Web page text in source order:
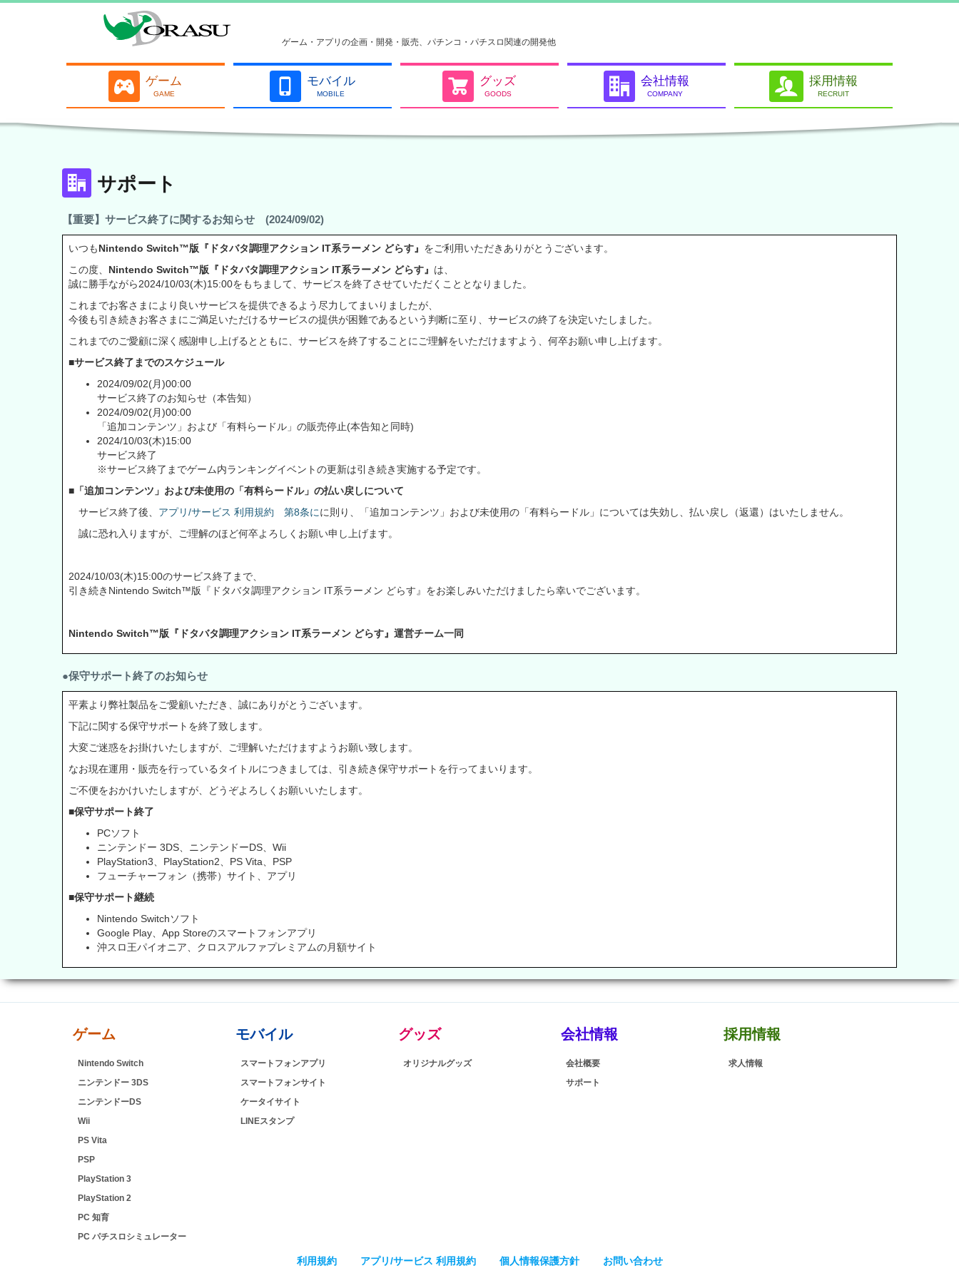
ゲーム・アプリの企画・開発・販売、パチンコ・パチスロ関連の開発他
ゲーム
GAME
モバイル
MOBILE
グッズ
GOODS
会社情報
COMPANY
採用情報
RECRUIT
サポート
【重要】サービス終了に関するお知らせ (2024/09/02)
いつもNintendo Switch™版『ドタバタ調理アクション IT系ラーメン どらす』 をご利用いただきありがとうございます。
この度、 Nintendo Switch™版『ドタバタ調理アクション IT系ラーメン どらす』 は、
誠に勝手ながら2024/10/03(木)15:00をもちまして、サービスを終了させていただくこととなりました。
これまでお客さまにより良いサービスを提供できるよう尽力してまいりましたが、
今後も引き続きお客さまにご満足いただけるサービスの提供が困難であるという判断に至り、サービスの終了を決定いたしました。
これまでのご愛顧に深く感謝申し上げるとともに、サービスを終了することにご理解をいただけますよう、何卒お願い申し上げます。
■サービス終了までのスケジュール
2024/09/02(月)00:00
サービス終了のお知らせ（本告知）
2024/09/02(月)00:00
「追加コンテンツ」および「有料らードル」の販売停止(本告知と同時)
2024/10/03(木)15:00
サービス終了
※サービス終了までゲーム内ランキングイベントの更新は引き続き実施する予定です。
■「追加コンテンツ」および未使用の「有料らードル」の払い戻しについて
サービス終了後、 アプリ/サービス 利用規約 第8条にに則り、「追加コンテンツ」および未使用の「有料らードル」については失効し、払い戻し（返還）はいたしません。
誠に恐れ入りますが、ご理解のほど何卒よろしくお願い申し上げます。
2024/10/03(木)15:00のサービス終了まで、
引き続きNintendo Switch™版『ドタバタ調理アクション IT系ラーメン どらす』をお楽しみいただけましたら幸いでございます。
Nintendo Switch™版『ドタバタ調理アクション IT系ラーメン どらす』運営チーム一同
●保守サポート終了のお知らせ
平素より弊社製品をご愛顧いただき、誠にありがとうございます。
下記に関する保守サポートを終了致します。
大変ご迷惑をお掛けいたしますが、ご理解いただけますようお願い致します。
なお現在運用・販売を行っているタイトルにつきましては、引き続き保守サポートを行ってまいります。
ご不便をおかけいたしますが、どうぞよろしくお願いいたします。
■保守サポート終了
PCソフト
ニンテンドー 3DS、ニンテンドーDS、Wii
PlayStation3、PlayStation2、PS Vita、PSP
フューチャーフォン（携帯）サイト、アプリ
■保守サポート継続
Nintendo Switchソフト
Google Play、App Storeのスマートフォンアプリ
沖スロ王パイオニア、クロスアルファプレミアムの月額サイト
ゲーム モバイル グッズ 会社情報 採用情報
Nintendo Switch
ニンテンドー 3DS
ニンテンドーDS
Wii
PS Vita
PSP
PlayStation 3
PlayStation 2
PC 知育
PC パチスロシミュレーター
スマートフォンアプリ
スマートフォンサイト
ケータイサイト
LINEスタンプ
オリジナルグッズ
会社概要
サポート
求人情報
利用規約 アプリ/サービス 利用規約 個人情報保護方針 お問い合わせ